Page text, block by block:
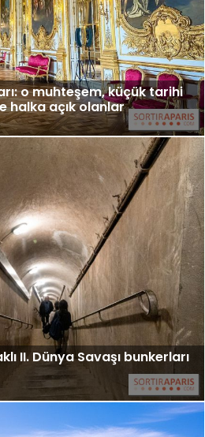
o muhteşem, küçük tarihi
halka açık olanlar
II. Dünya Savaşı bunkerları